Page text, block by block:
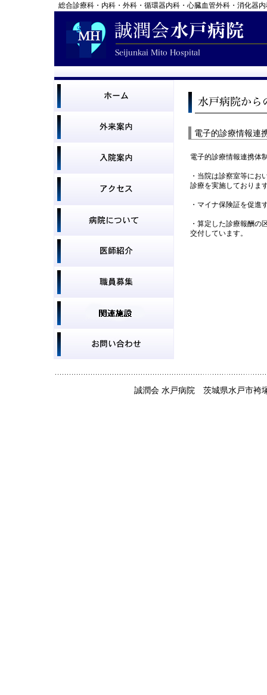
総合診療科・内科・外科・循環器内科・心臓血管外科・消化器
電子的診療情報連
電子的診療情報連携体
・当院は診察室等にお
診療を実施しておりま
・マイナ保険証を促進
・算定した診療報酬の
交付しています。
誠潤会 水戸病院 茨城県水戸市袴